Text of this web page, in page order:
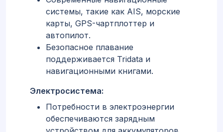
системы, такие как AIS, морские
карты, GPS-чартплоттер и
автопилот.
Безопасное плавание
поддерживается Tridata и
навигационными книгами.
Электросистема:
Потребности в электроэнергии
обеспечиваются зарядным